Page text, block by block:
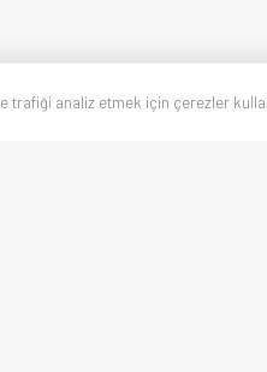
en hızlı spor takip platformu.
analiz etmek için çerezler